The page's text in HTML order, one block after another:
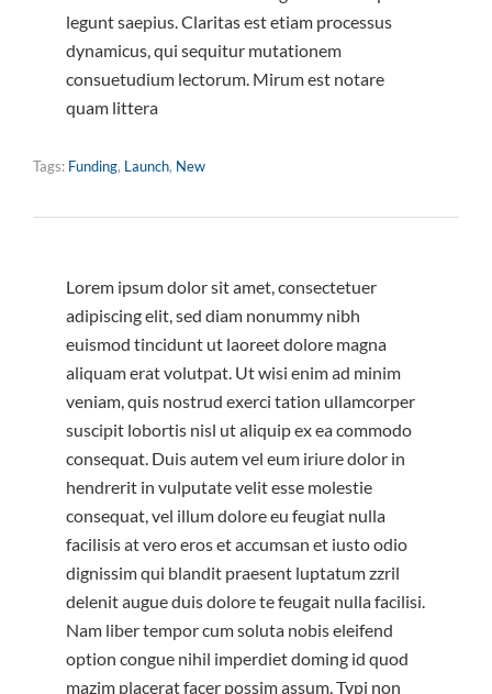
legunt saepius. Claritas est etiam processus
dynamicus, qui sequitur mutationem
consuetudium lectorum. Mirum est notare
quam littera
Tags: Funding, Launch, New
Lorem ipsum dolor sit amet, consectetuer
adipiscing elit, sed diam nonummy nibh
euismod tincidunt ut laoreet dolore magna
aliquam erat volutpat. Ut wisi enim ad minim
veniam, quis nostrud exerci tation ullamcorper
suscipit lobortis nisl ut aliquip ex ea commodo
consequat. Duis autem vel eum iriure dolor in
hendrerit in vulputate velit esse molestie
consequat, vel illum dolore eu feugiat nulla
facilisis at vero eros et accumsan et iusto odio
dignissim qui blandit praesent luptatum zzril
delenit augue duis dolore te feugait nulla facilisi.
Nam liber tempor cum soluta nobis eleifend
option congue nihil imperdiet doming id quod
mazim placerat facer possim assum. Typi non